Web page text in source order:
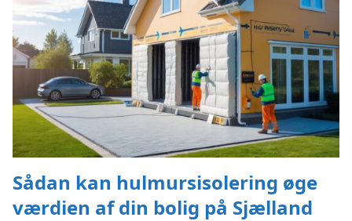
Sådan kan hulmursisolering øge
værdien af din bolig på Sjælland